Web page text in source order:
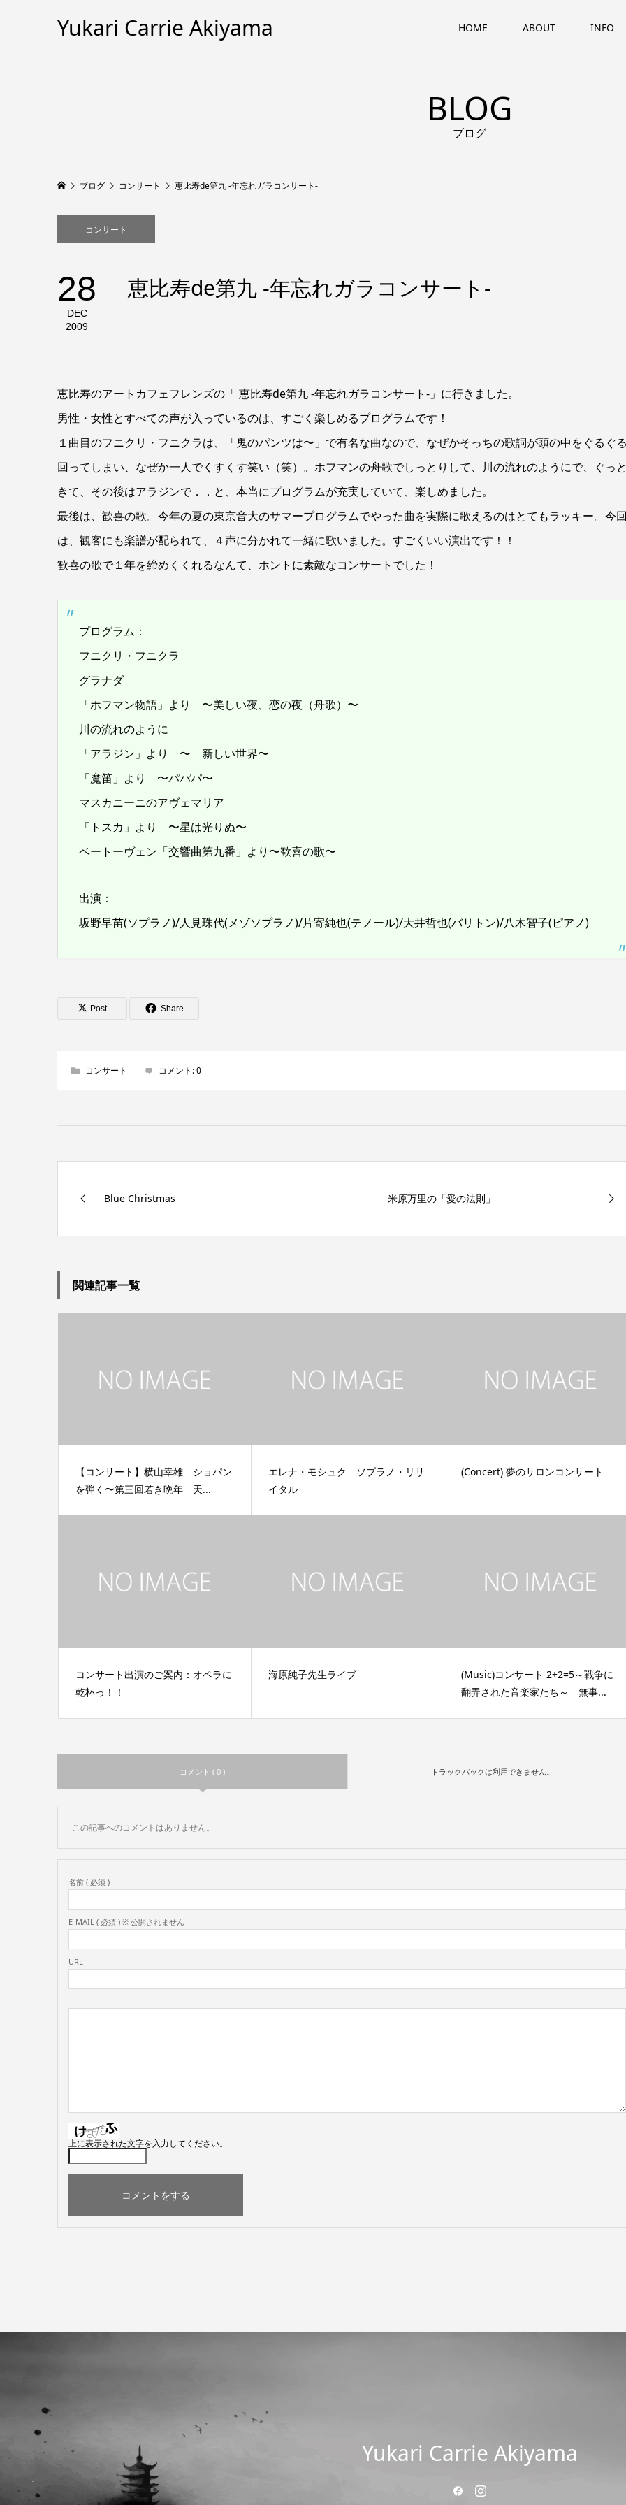
Yukari Carrie Akiyama HOME ABOUT INFO
BLOG
ブログ
ブログ コンサート 恵比寿de第九 -年忘れガラコンサート-
コンサート
28
DEC
2009
恵比寿de第九 -年忘れガラコンサート-
恵比寿のアートカフェフレンズの「 恵比寿de第九 -年忘れガラコンサート-」に行きました。
男性・女性とすべての声が入っているのは、すごく楽しめるプログラムです！
１曲目のフニクリ・フニクラは、「鬼のパンツは〜」で有名な曲なので、なぜかそっちの歌詞が頭の中をぐるぐ
回ってしまい、なぜか一人でくすくす笑い（笑）。ホフマンの舟歌でしっとりして、川の流れのようにで、ぐっ
きて、その後はアラジンで．．と、本当にプログラムが充実していて、楽しめました。
最後は、歓喜の歌。今年の夏の東京音大のサマープログラムでやった曲を実際に歌えるのはとてもラッキー。今
は、観客にも楽譜が配られて、４声に分かれて一緒に歌いました。すごくいい演出です！！
歓喜の歌で１年を締めくくれるなんて、ホントに素敵なコンサートでした！
プログラム：
フニクリ・フニクラ
グラナダ
「ホフマン物語」より 〜美しい夜、恋の夜（舟歌）〜
川の流れのように
「アラジン」より 〜 新しい世界〜
「魔笛」より 〜パパパ〜
マスカニーニのアヴェマリア
「トスカ」より 〜星は光りぬ〜
ベートーヴェン「交響曲第九番」より〜歓喜の歌〜
出演：
坂野早苗(ソプラノ)/人見珠代(メゾソプラノ)/片寄純也(テノール)/大井哲也(バリトン)/八木智子(ピアノ)
Post Share
コンサート コメント:0
Blue Christmas 米原万里の「愛の法則」
関連記事一覧
【コンサート】横山幸雄 ショパン
を弾く〜第三回若き晩年 天...
エレナ・モシュク ソプラノ・リサ
イタル
(Concert) 夢のサロンコンサート
コンサート出演のご案内：オペラに
乾杯っ！！
海原純子先生ライブ
(Music)コンサート 2+2=5～戦争に
翻弄された音楽家たち～ 無事...
コメント ( 0 ) トラックバックは利用できません。
この記事へのコメントはありません。
名前 ( 必須 )
E-MAIL ( 必須 ) ※ 公開されません
URL
上に表示された文字を入力してください。
Yukari Carrie Akiyama